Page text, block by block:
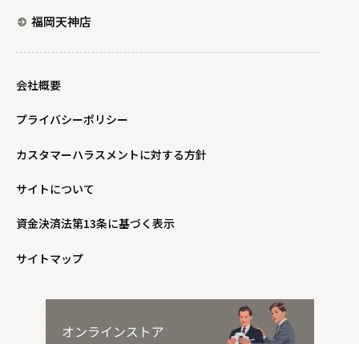
福岡天神店
会社概要
プライバシーポリシー
カスタマーハラスメントに対する方針
サイトについて
資金決済法第13条に基づく表示
サイトマップ